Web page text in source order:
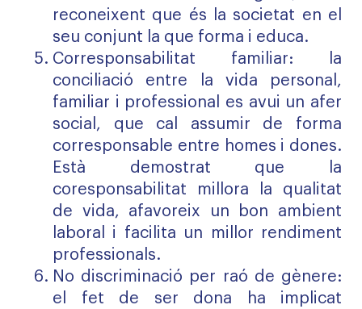
reconeixent que és la societat en el
seu conjunt la que forma i educa.
Corresponsabilitat familiar: la
conciliació entre la vida personal,
familiar i professional es avui un afer
social, que cal assumir de forma
corresponsable entre homes i dones.
Està demostrat que la
coresponsabilitat millora la qualitat
de vida, afavoreix un bon ambient
laboral i facilita un millor rendiment
professionals.
No discriminació per raó de gènere:
el fet de ser dona ha implicat